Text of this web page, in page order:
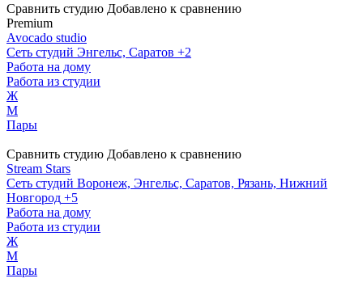
Сравнить студию Добавлено к сравнению
Premium
Avocado studio
Сеть студий Энгельс, Саратов +2
Работа на дому
Работа из студии
Ж
М
Пары
Сравнить студию Добавлено к сравнению
Stream Stars
Сеть студий Воронеж, Энгельс, Саратов, Рязань, Нижний
Новгород +5
Работа на дому
Работа из студии
Ж
М
Пары